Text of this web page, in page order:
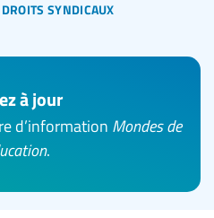
droits syndicaux
à jour
d’information Mondes de
.